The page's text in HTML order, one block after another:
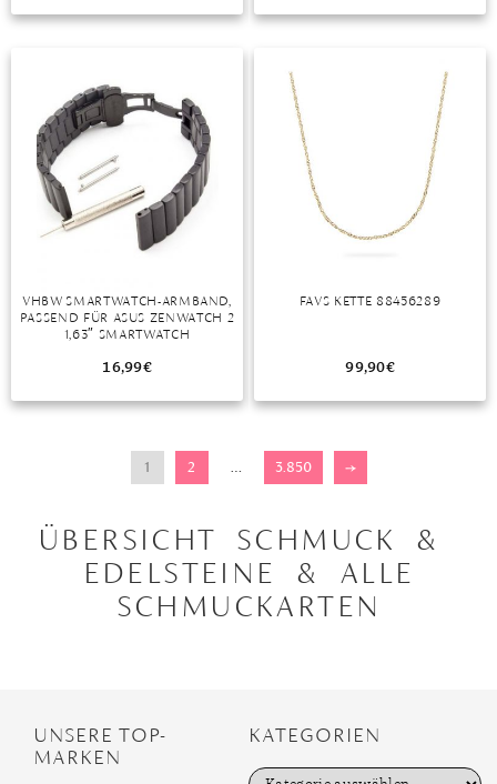
VHBW SMARTWATCH-ARMBAND,
PASSEND FÜR ASUS ZENWATCH 2
1,63″ SMARTWATCH
16,99€
FAVS KETTE 88456289
99,90€
1 2 … 3.850 →
ÜBERSICHT SCHMUCK &
EDELSTEINE & ALLE
SCHMUCKARTEN
UNSERE TOP-
MARKEN
KATEGORIEN
K